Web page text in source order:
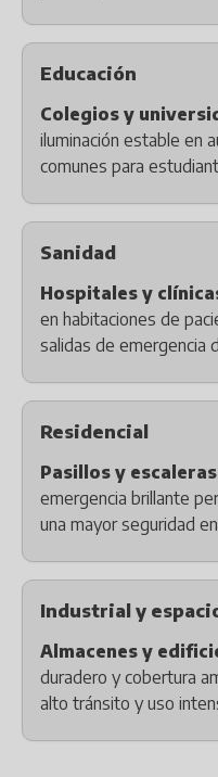
Educación
Colegios y
iluminación estable en
comunes para
Sanidad
Hospitales y
en habitaciones de
salidas de emergencia
Residencial
Pasillos y
emergencia brillante
una mayor seguridad
Industrial y
Almacenes y
duradero y cobertura
alto tránsito y uso